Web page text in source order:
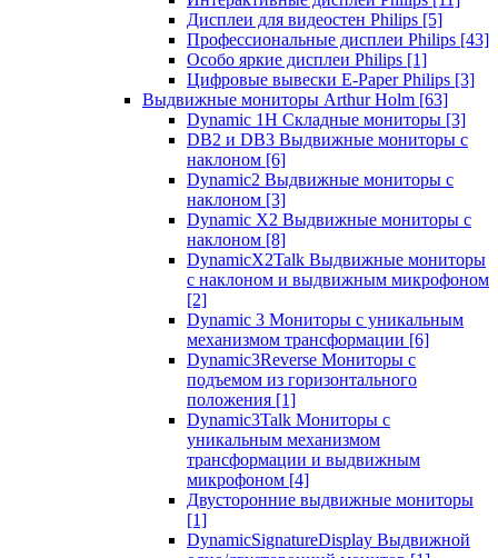
Дисплеи для видеостен Philips [5]
Профессиональные дисплеи Philips [43]
Особо яркие дисплеи Philips [1]
Цифровые вывески E-Paper Philips [3]
Выдвижные мониторы Arthur Holm [63]
Dynamic 1Н Складные мониторы [3]
DB2 и DB3 Выдвижные мониторы с
наклоном [6]
Dynamic2 Выдвижные мониторы с
наклоном [3]
Dynamic X2 Выдвижные мониторы с
наклоном [8]
DynamicX2Talk Выдвижные мониторы
с наклоном и выдвижным микрофоном
[2]
Dynamic 3 Мониторы с уникальным
механизмом трансформации [6]
Dynamic3Reverse Мониторы с
подъемом из горизонтального
положения [1]
Dynamic3Talk Мониторы с
уникальным механизмом
трансформации и выдвижным
микрофоном [4]
Двусторонние выдвижные мониторы
[1]
DynamicSignatureDisplay Выдвижной